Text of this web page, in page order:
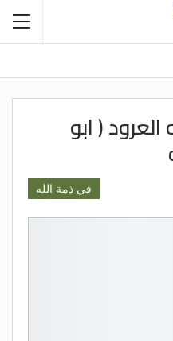
( ابو
في ذمة الله